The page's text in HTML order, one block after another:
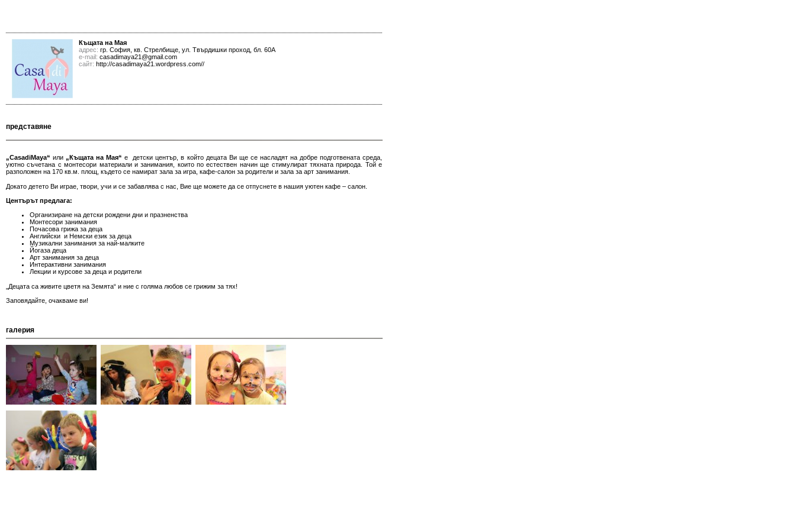
Къщата на Мая
адрес: гр. София, кв. Стрелбище, ул. Твърдишки проход, бл. 60А
е-mail: casadimaya21@gmail.com
сайт: http://casadimaya21.wordpress.com//
представяне
„CasadiMaya“ или„Къщата на Мая“ е детски център, в който децата Ви ще се насладят на добре подготвената среда,
уютно съчетана с монтесори материали и занимания, които по естествен начин ще стимулират тяхната природа. Той е
разположен на 170 кв.м. площ, където се намират зала за игра, кафе-салон за родители и зала за арт занимания.
Докато детето Ви играе, твори, учи и се забавлява с нас, Вие ще можете да се отпуснете в нашия уютен кафе – салон.
Центърът предлага:
Организиране на детски рождени дни и празненства
Монтесори занимания
Почасова грижа за деца
Английски и Немски език за деца
Музикални занимания за най-малките
Йогаза деца
Арт занимания за деца
Интерактивни занимания
Лекции и курсове за деца и родители
„Децата са живите цветя на Земята“ и ние с голяма любов се грижим за тях!
Заповядайте, очакваме ви!
галерия